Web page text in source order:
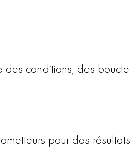
des conditions, des
pour des